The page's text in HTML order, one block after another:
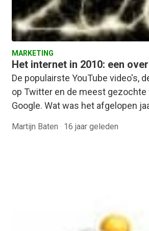
MARKETING
Het internet in 2010: een
De populairste YouTube video's,
op Twitter en de meest gezochte
Google. Wat was het afgelopen
Martijn Baten · 16 jaar geleden